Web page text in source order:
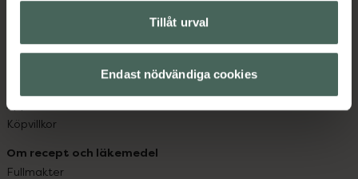
Tillåt urval
Endast nödvändiga cookies
Leverans, betalning och retur
App
Köpvillkor
Om recept och läkemedel
Fullmakter